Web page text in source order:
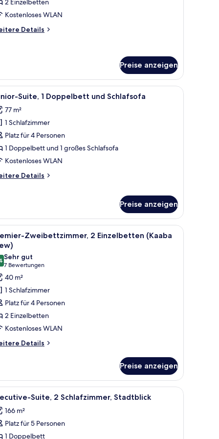
2 Einzelbetten
Kostenloses WLAN
Details
Preise anzeigen
einem Couchtisch und Blick auf die Stadt.
Doppelbett
Ein Hotelzimmer mit einem großen Bett,
6 Suite, 1 Doppelbett und Schlafsofa
77 m²
1 Schlafzimmer
Platz für 4 Personen
1 Doppelbett und 1 großes Schlafsofa
Kostenloses WLAN
Details
Preise anzeigen
und zwei Stehlampen.
Foam-Matratzen, Zimmersafe
Einzelbetten
Premier-Zweibettzimmer, 2 Einzelbetten
15
Zweibettzimmer, 2 Einzelbetten (Kaaba
von 10
Sehr gut
7 Bewertungen
(7
Bewertungen)
40 m²
1 Schlafzimmer
Platz für 4 Personen
2 Einzelbetten
Kostenloses WLAN
Details
Einzelbetten
Preise anzeigen
auf die Stadt.
Foam-Matratzen, ZimmersafeExecutive-Suite, 2 Schlafzimmer,
12 Suite, 2 Schlafzimmer, Stadtblick
166 m²
Platz für 5 Personen
1 Doppelbett